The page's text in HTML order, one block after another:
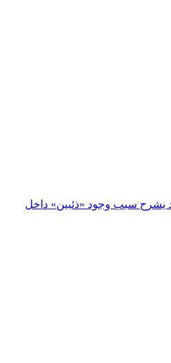
يشرح سبب وجود «ذئبين» داخل